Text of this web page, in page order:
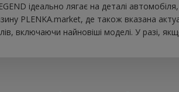
ідеально лягає на деталі
PLENKA.market, де також вказана
включаючи найновіші моделі. У разі,